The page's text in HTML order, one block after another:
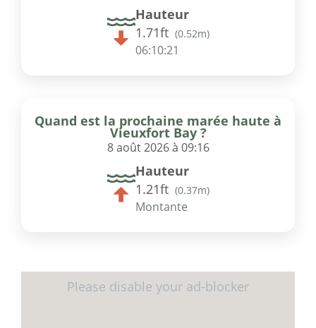
Hauteur
1.71ft (0.52m)
06:10:21
Quand est la prochaine marée haute à
Vieuxfort Bay ?
8 août 2026 à 09:16
Hauteur
1.21ft (0.37m)
Montante